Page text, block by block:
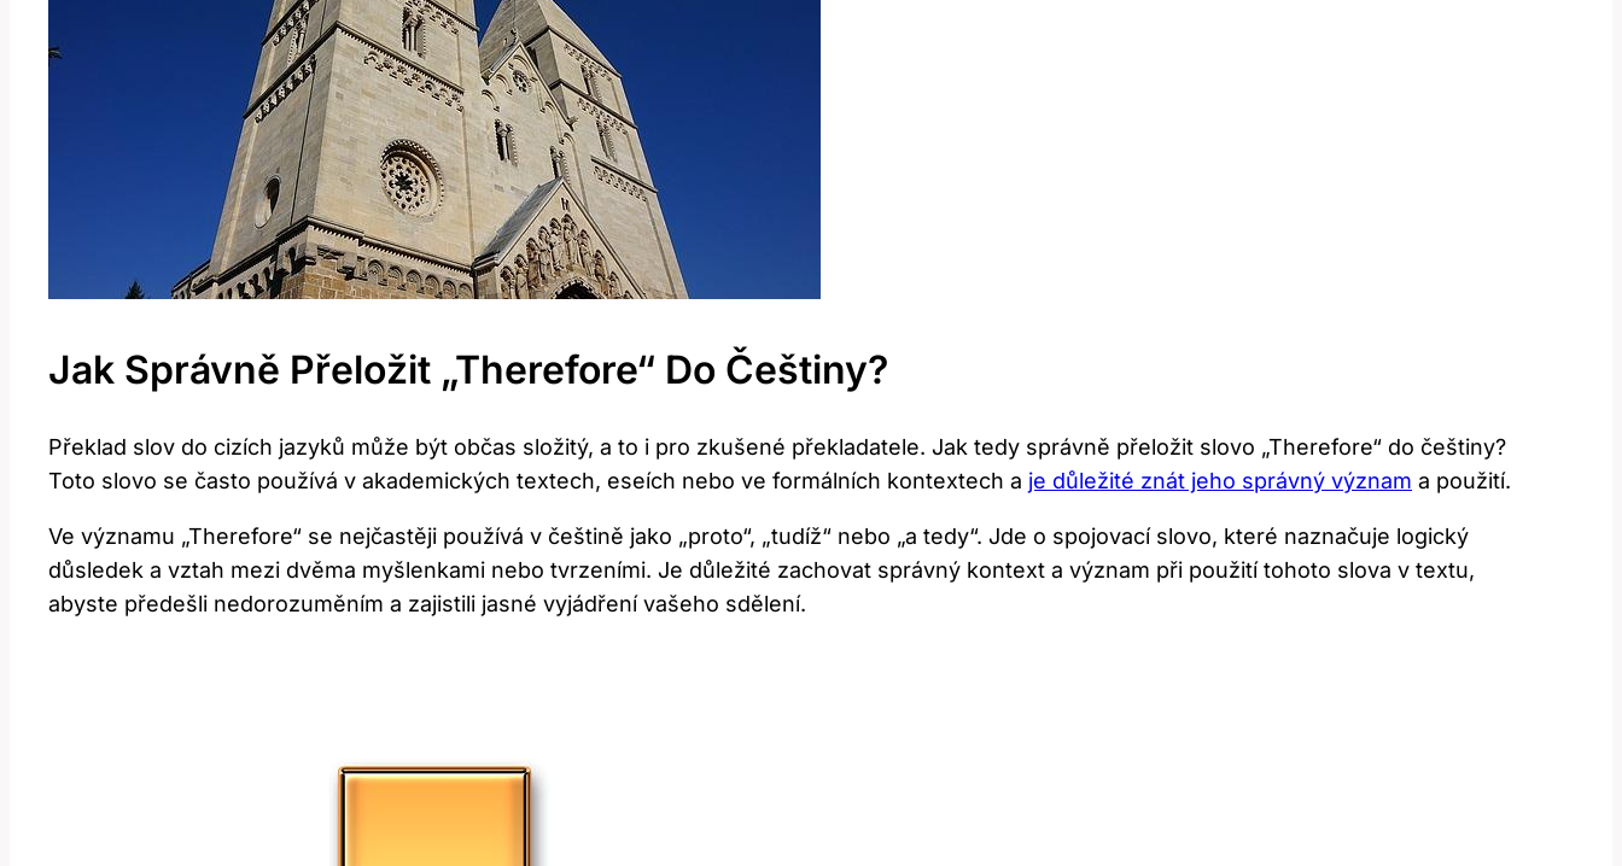
Jak Správně Přeložit „Therefore“ Do Češtiny?
Překlad slov do cizích jazyků může být občas složitý, a to i pro zkušené překladatele. Jak tedy správně přeložit slovo „Therefore“ do češtiny?
Toto slovo se často používá v akademických textech, eseích nebo ve formálních kontextech a je důležité znát jeho správný význam a použití.
Ve významu „Therefore“ se nejčastěji používá v češtině jako „proto“, „tudíž“ nebo „a tedy“. Jde o spojovací slovo, které naznačuje logický
důsledek a vztah mezi dvěma myšlenkami nebo tvrzeními. Je důležité zachovat správný kontext a význam při použití tohoto slova v textu,
abyste předešli nedorozuměním a zajistili jasné vyjádření vašeho sdělení.